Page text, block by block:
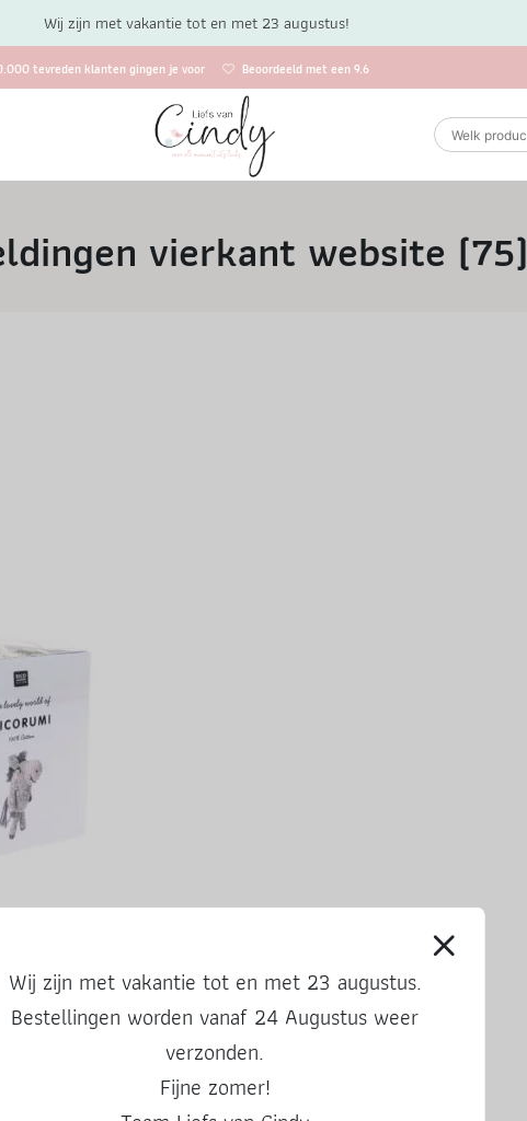
tevreden klanten gingen je voor Beoordeeld met een 9.6
vierkant website (75)
Deel deze post
Wij zijn met vakantie tot en met 23 augustus!
Wij zijn met vakantie tot en met 23 augustus.
Bestellingen worden vanaf 24 Augustus weer
verzonden.
Fijne zomer!